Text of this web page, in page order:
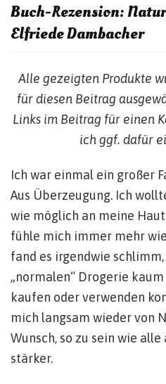
Buch-Rezension:
Elfriede Dambacher
Alle gezeigten Produkte
für diesen Beitrag
Links im Beitrag für einen
ich ggf. dafür
Ich war einmal ein großer
Aus Überzeugung. Ich
wie möglich an meine
fühle mich immer mehr
fand es irgendwie schlimm,
„normalen“ Drogerie
kaufen oder verwenden
mich langsam wieder von
Wunsch, so zu sein wie
stärker.